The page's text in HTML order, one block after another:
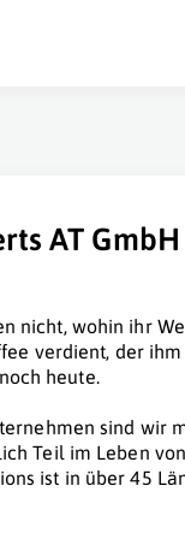
AT GmbH
nicht, wohin ihr
verdient, der
heute.
sind wir
Teil im Leben
ist in über 45